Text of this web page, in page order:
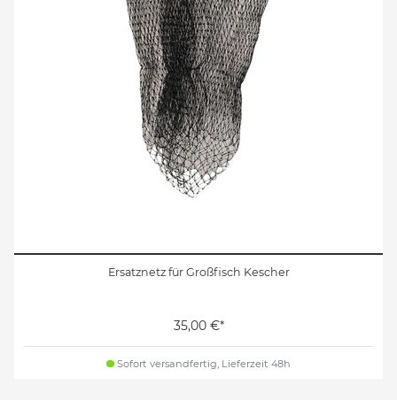
Ersatznetz für Großfisch Kescher
35,00 €*
Sofort versandfertig, Lieferzeit 48h